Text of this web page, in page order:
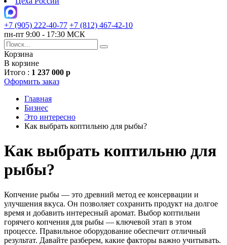
+7 (905) 222-40-77 +7 (812) 467-42-10
пн-пт 9:00 - 17:30 МСК
Корзина
В корзине
Итого : 1 237 000 р
Оформить заказ
Главная
Бизнес
Это интересно
Как выбрать коптильню для рыбы?
Как выбрать коптильню для
рыбы?
Копчение рыбы — это древний метод ее консервации и
улучшения вкуса. Он позволяет сохранить продукт на долгое
время и добавить интересный аромат. Выбор коптильни
горячего копчения для рыбы — ключевой этап в этом
процессе. Правильное оборудование обеспечит отличный
результат. Давайте разберем, какие факторы важно учитывать.